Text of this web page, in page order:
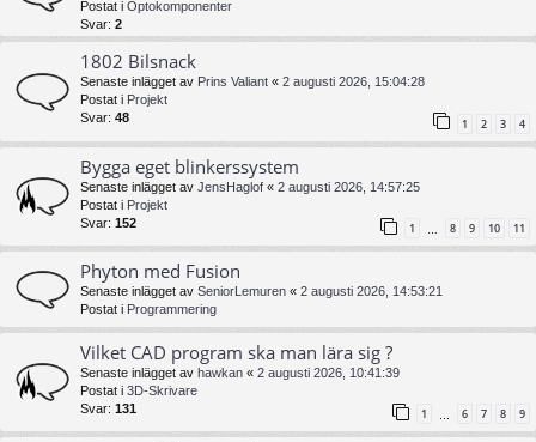
Postat i Optokomponenter
Svar: 2
1802 Bilsnack
Senaste inlägget av Prins Valiant « 2 augusti 2026, 15:04:28
Postat i Projekt
Svar: 48 1 2 3 4
Bygga eget blinkerssystem
Senaste inlägget av JensHaglof « 2 augusti 2026, 14:57:25
Postat i Projekt
Svar: 152 1 8 9 10 11
Phyton med Fusion
Senaste inlägget av SeniorLemuren « 2 augusti 2026, 14:53:21
Postat i Programmering
Vilket CAD program ska man lära sig ?
Senaste inlägget av hawkan « 2 augusti 2026, 10:41:39
Postat i 3D-Skrivare
Svar: 131 1 6 7 8 9